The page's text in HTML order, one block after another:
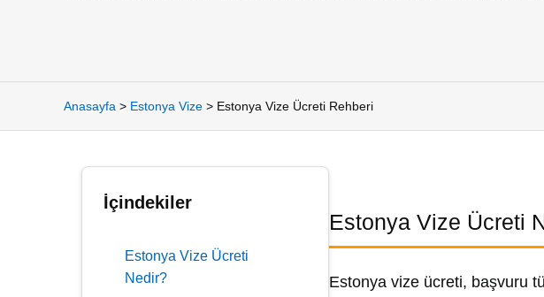
Anasayfa > Estonya Vize > Estonya Vize Ücreti Rehberi
İçindekiler
Estonya Vize Ücreti
Nedir?
Estonya Vize Ücreti
Estonya vize ücreti, başvuru